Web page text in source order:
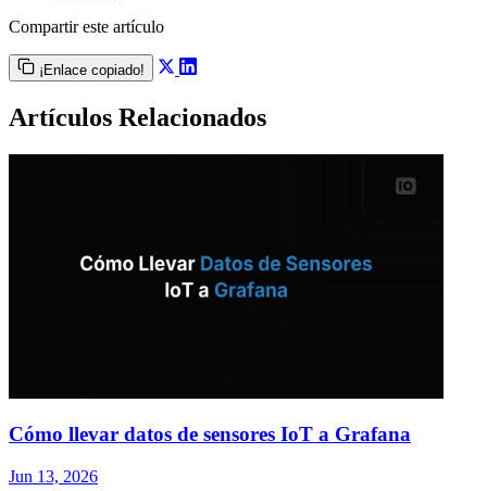
Compartir este artículo
¡Enlace copiado!
Artículos Relacionados
Cómo llevar datos de sensores IoT a Grafana
Jun 13, 2026